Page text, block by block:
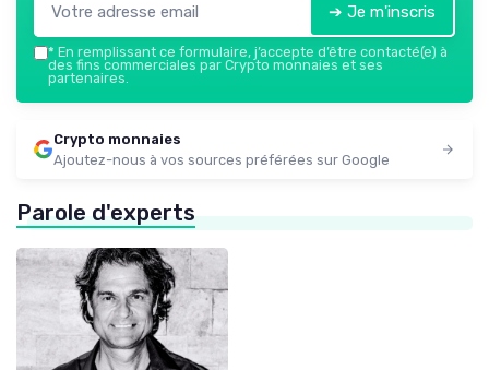
➔ Je m'inscris
* En remplissant ce formulaire, j’accepte d’être contacté(e) à
des fins commerciales par Crypto monnaies et ses
partenaires.
Crypto monnaies
Ajoutez-nous à vos sources préférées sur Google
Parole d'experts